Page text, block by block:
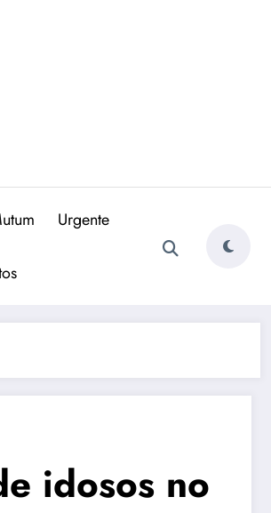
Urgente
idosos no